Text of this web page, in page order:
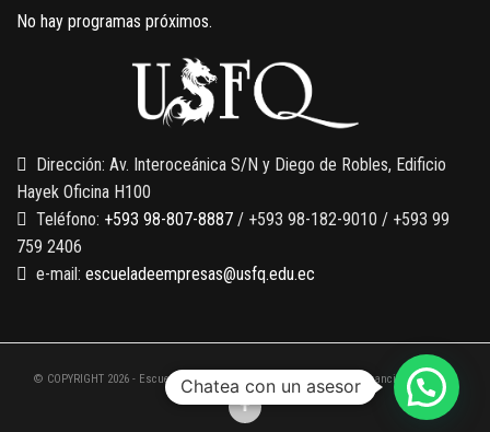
No hay programas próximos.
Dirección: Av. Interoceánica S/N y Diego de Robles, Edificio
Hayek Oficina H100
Teléfono: +593 98-807-8887 / +593 98-182-9010 / +593 99
759 2406
e-mail: escueladeempresas@usfq.edu.ec
© COPYRIGHT 2026 - Escuela de Empresas de la Universidad San Francisco de Quito
Chatea con un asesor